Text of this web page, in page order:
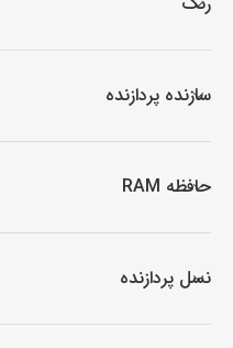
لپ تاپ لنوو (مشاهده همه)
سازنده پردازنده
حافظه RAM
نسل پردازنده